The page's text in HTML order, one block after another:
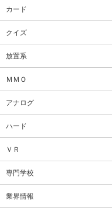
カード
クイズ
放置系
ＭＭＯ
アナログ
ハード
ＶＲ
専門学校
業界情報